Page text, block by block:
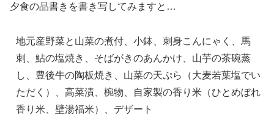
夕食の品書きを書き写してみますと…
地元産野菜と山菜の煮付、小鉢、刺身こんにゃく、馬
刺、鮎の塩焼き、そばがきのあんかけ、山芋の茶碗蒸
し、豊後牛の陶板焼き、山菜の天ぷら（大麦若葉塩でい
ただく）、高菜漬、椀物、自家製の香り米（ひとめぼれ
香り米、壁湯福米）、デザート